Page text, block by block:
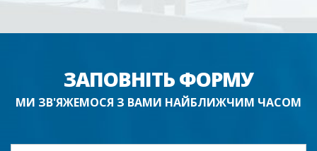
ЗАПОВНІТЬ ФОРМУ
МИ ЗВ'ЯЖЕМОСЯ З ВАМИ НАЙБЛИЖЧИМ ЧАСОМ